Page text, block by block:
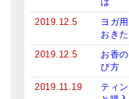
2019.12.5
ヨガ
おき
2019.12.5
お香
び方
2019.11.19
ティ